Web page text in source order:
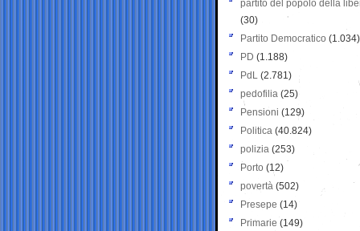
partito del popolo della
(30)
Partito Democratico (1.034)
PD (1.188)
PdL (2.781)
pedofilia (25)
Pensioni (129)
Politica (40.824)
polizia (253)
Porto (12)
povertà (502)
Presepe (14)
Primarie (149)